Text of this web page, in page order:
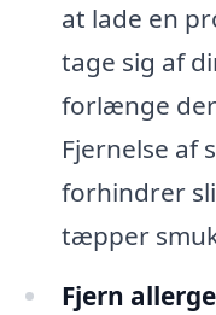
at lade en
tage sig af
forlænge
Fjernelse af
forhindrer
tæpper
Fjern